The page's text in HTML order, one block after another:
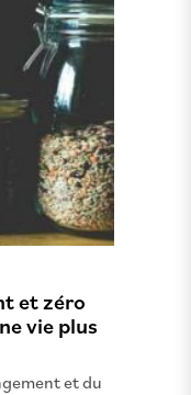
et zéro
vie plus
et du